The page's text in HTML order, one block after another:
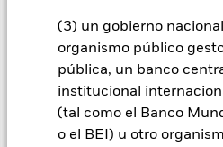
(3) un gobierno
organismo público
pública, un banco
institucional
(tal como el Banco
o el BEI) u otro
over») a otras clases de acciones
gestora del fondo se asegurará de
procedimientos adecuados para
contagio a otras clases de
que figura justo debajo del
listado de todas las clases de
acciones con cobertura de